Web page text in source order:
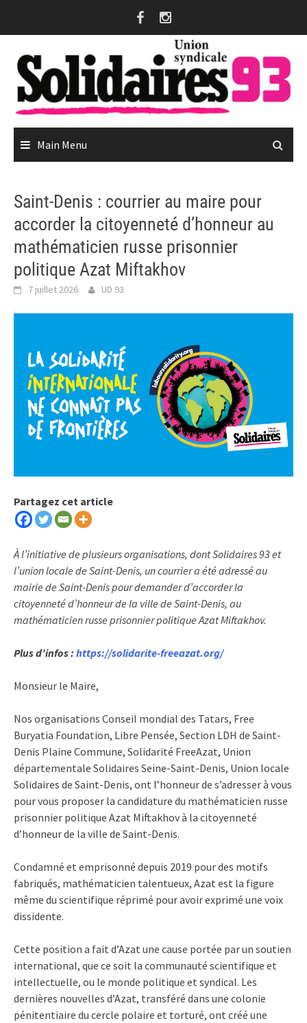
Main Menu
Saint-Denis : courrier au maire pour
accorder la citoyenneté d’honneur au
mathématicien russe prisonnier
politique Azat Miftakhov
7 juillet 2026 UD 93
Partagez cet article
À l’initiative de plusieurs organisations, dont Solidaires 93 et
l’union locale de Saint-Denis, un courrier a été adressé au
mairie de Saint-Denis pour demander d’accorder la
citoyenneté d’honneur de la ville de Saint-Denis, au
mathématicien russe prisonnier politique Azat Miftakhov.
Plus d’infos : https://solidarite-freeazat.org/
Monsieur le Maire,
Nos organisations Conseil mondial des Tatars, Free
Buryatia Foundation, Libre Pensée, Section LDH de Saint-
Denis Plaine Commune, Solidarité FreeAzat, Union
départementale Solidaires Seine-Saint-Denis, Union locale
Solidaires de Saint-Denis, ont l’honneur de s’adresser à vous
pour vous proposer la candidature du mathématicien russe
prisonnier politique Azat Miftakhov à la citoyenneté
d’honneur de la ville de Saint-Denis.
Condamné et emprisonné depuis 2019 pour des motifs
fabriqués, mathématicien talentueux, Azat est la figure
même du scientifique réprimé pour avoir exprimé une voix
dissidente.
Cette position a fait d’Azat une cause portée par un soutien
international, que ce soit la communauté scientifique et
intellectuelle, ou le monde politique et syndical. Les
dernières nouvelles d’Azat, transféré dans une colonie
pénitentiaire du cercle polaire et torturé, ont créé une